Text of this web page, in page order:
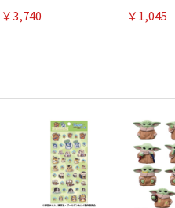
￥3,740 ￥1,045